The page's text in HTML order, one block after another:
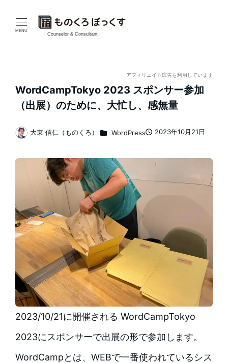
MENU
Counselor & Consultant
アフィリエイト広告を利用しています
WordCampTokyo 2023 スポンサー参加
（出展）のために、大忙し、感無量
2023年10月21日
著
大東 信仁（ものくろ） カテゴリー
WordPress
2023/10/21に開催される WordCampTokyo
2023にスポンサーで出展の形で参加します。
WordCampとは、WEBで一番使われているシス